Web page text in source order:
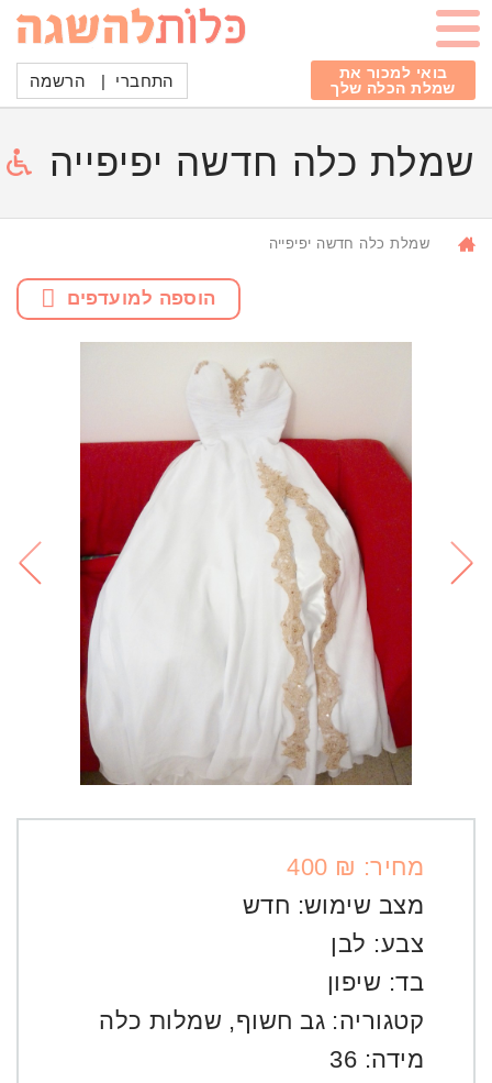
בואי למכור את
שמלת הכלה שלך
התחברי | הרשמה
שמלת כלה חדשה יפיפייה
שמלת כלה חדשה יפיפייה
הוספה למועדפים
מחיר: ₪ 400
מצב שימוש: חדש
צבע: לבן
בד: שיפון
קטגוריה: גב חשוף, שמלות כלה
מידה: 36